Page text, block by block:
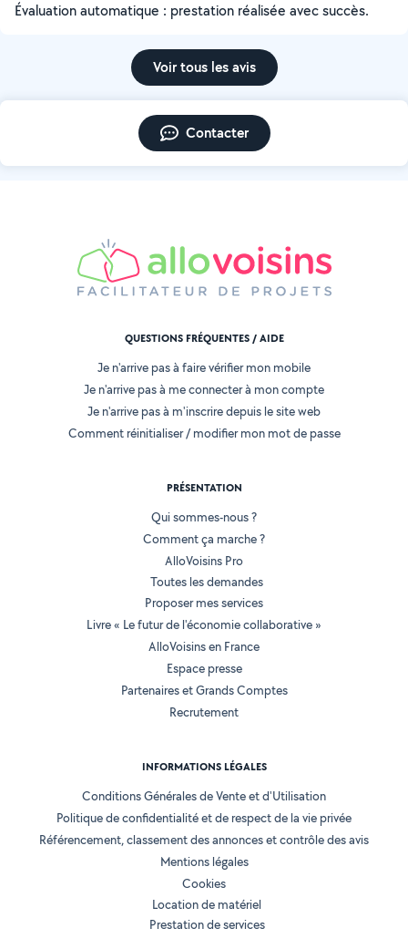
Évaluation automatique : prestation réalisée avec succès.
Voir tous les avis
Contacter
QUESTIONS FRÉQUENTES / AIDE
Je n'arrive pas à faire vérifier mon mobile
Je n'arrive pas à me connecter à mon compte
Je n'arrive pas à m'inscrire depuis le site web
Comment réinitialiser / modifier mon mot de passe
PRÉSENTATION
Qui sommes-nous ?
Comment ça marche ?
AlloVoisins Pro
Toutes les demandes
Proposer mes services
Livre « Le futur de l'économie collaborative »
AlloVoisins en France
Espace presse
Partenaires et Grands Comptes
Recrutement
INFORMATIONS LÉGALES
Conditions Générales de Vente et d'Utilisation
Politique de confidentialité et de respect de la vie privée
Référencement, classement des annonces et contrôle des avis
Mentions légales
Cookies
Location de matériel
Prestation de services